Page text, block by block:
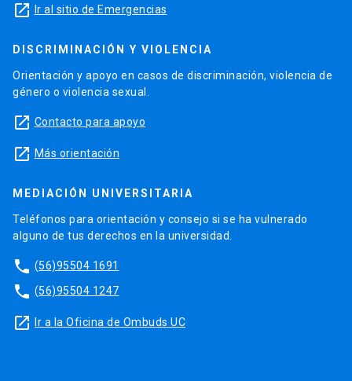
launch Ir al sitio de Emergencias
DISCRIMINACIÓN Y VIOLENCIA
Orientación y apoyo en casos de discriminación, violencia de
género o violencia sexual.
launch Contacto para apoyo
launch Más orientación
MEDIACIÓN UNIVERSITARIA
Teléfonos para orientación y consejo si se ha vulnerado
alguno de tus derechos en la universidad.
phone (56)95504 1691
phone (56)95504 1247
launch Ir a la Oficina de Ombuds UC